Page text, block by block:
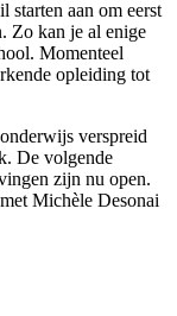
starten aan om eerst
Zo kan je al enige
Momenteel
opleiding tot
verspreid
De volgende
zijn nu open.
Michèle Desonai